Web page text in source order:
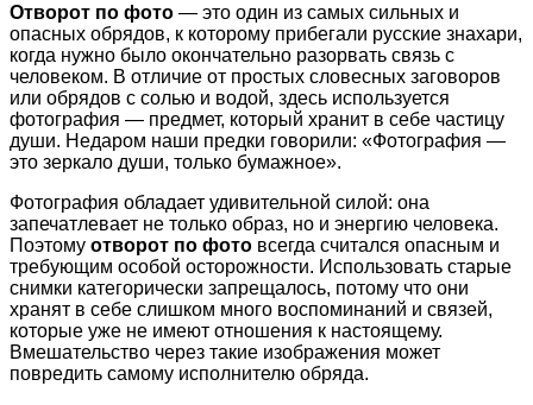
Отворот по фото — это один из самых сильных и
опасных обрядов, к которому прибегали русские знахари,
когда нужно было окончательно разорвать связь с
человеком. В отличие от простых словесных заговоров
или обрядов с солью и водой, здесь используется
фотография — предмет, который хранит в себе частицу
души. Недаром наши предки говорили: «Фотография —
это зеркало души, только бумажное».
Фотография обладает удивительной силой: она
запечатлевает не только образ, но и энергию человека.
Поэтому отворот по фото всегда считался опасным и
требующим особой осторожности. Использовать старые
снимки категорически запрещалось, потому что они
хранят в себе слишком много воспоминаний и связей,
которые уже не имеют отношения к настоящему.
Вмешательство через такие изображения может
повредить самому исполнителю обряда.